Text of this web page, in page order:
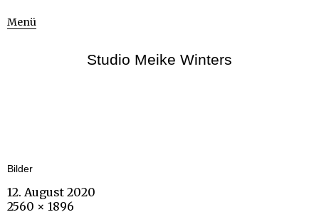
Menü
Studio Meike Winters
Bilder
12. August 2020
2560 × 1896